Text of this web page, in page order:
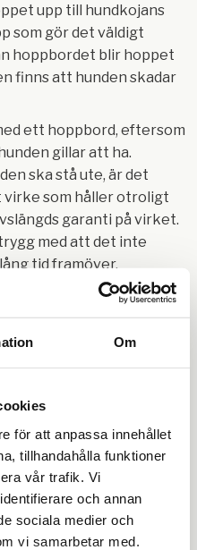
Om
för att anpassa innehållet
tillhandahålla funktioner
vår trafik. Vi
och annan
sociala medier och
vi samarbetar med.
upp till hundkojans
som gör det väldigt
hoppbordet blir hoppet
finns att hunden skadar
ett hoppbord, eftersom
gillar att ha.
ska stå ute, är det
som håller otroligt
garanti på virket.
med att det inte
tid framöver.
och matchar
väldigt bra. Om du har en
Fransk Bulldogg, Tax
optimala valet. Höjden
det enkelt för alla
hundkojans tak, utan
ut hoppbordet är att
sidan om hundkojan,
på baksidan.